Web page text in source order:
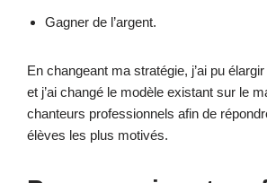
Gagner de l’argent.
En changeant ma stratégie, j’ai pu
et j’ai changé le modèle existant sur le
chanteurs professionnels afin de
élèves les plus motivés.